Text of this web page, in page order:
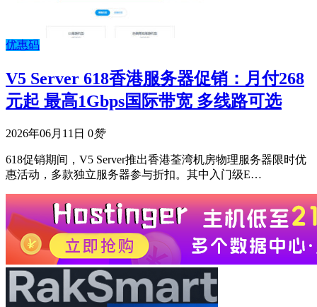
优惠码
V5 Server 618香港服务器促销：月付268
元起 最高1Gbps国际带宽 多线路可选
2026年06月11日 0赞
618促销期间，V5 Server推出香港荃湾机房物理服务器限时优
惠活动，多款独立服务器参与折扣。其中入门级E…